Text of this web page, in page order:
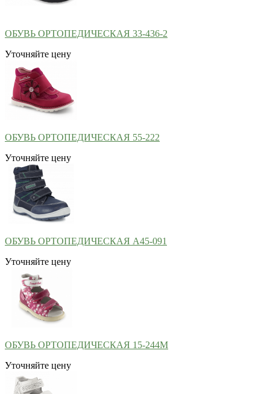
ОБУВЬ ОРТОПЕДИЧЕСКАЯ 33-436-2
Уточняйте цену
ОБУВЬ ОРТОПЕДИЧЕСКАЯ 55-222
Уточняйте цену
ОБУВЬ ОРТОПЕДИЧЕСКАЯ А45-091
Уточняйте цену
ОБУВЬ ОРТОПЕДИЧЕСКАЯ 15-244М
Уточняйте цену